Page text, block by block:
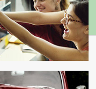
sont indiqués avec*